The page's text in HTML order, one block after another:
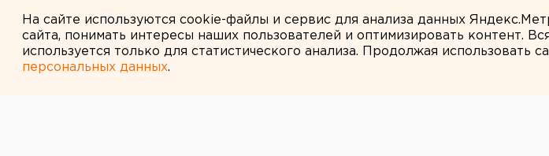
На сайте используются cookie-файлы и сервис для анализа данных
сайта, понимать интересы наших пользователей и оптимизировать контент.
используется только для статистического анализа. Продолжая использовать
персональных данных.